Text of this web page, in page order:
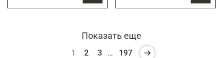
Показать еще
1 2 3 … 197